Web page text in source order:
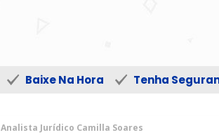
Baixe Na Hora Tenha
Analista Jurídico Camilla Soares